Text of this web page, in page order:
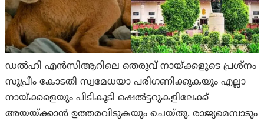
ഡൽഹി എൻസിആറിലെ തെരുവ് നായ്ക്കളുടെ പ്രശ്നം
സുപ്രീം കോടതി സ്വമേധയാ പരിഗണിക്കുകയും എല്ലാ
നായ്ക്കളെയും പിടികൂടി ഷെൽട്ടറുകളിലേക്ക്
അയയ്ക്കാൻ ഉത്തരവിടുകയും ചെയ്തു. രാജ്യമെമ്പാടും